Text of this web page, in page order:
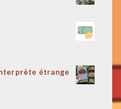
étrange